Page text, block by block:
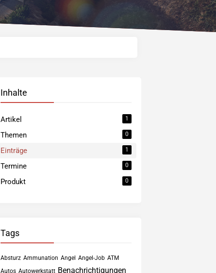
Inhalte
Artikel 1
Themen 0
Einträge 1
Termine 0
Produkt 0
Tags
Absturz Ammunation Angel Angel-Job ATM
Autos Autowerkstatt Benachrichtigungen